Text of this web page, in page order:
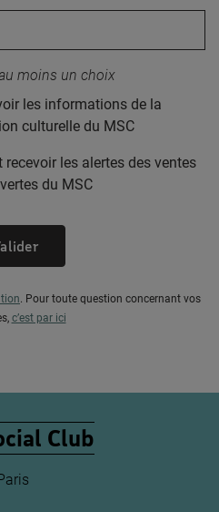
moins un choix
les informations de la
culturelle du MSC
les alertes des ventes
du MSC
. Pour toute question concernant vos
c’est par ici
Club